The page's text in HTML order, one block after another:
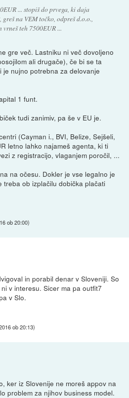
... stopiš do prvega, ki daja
na VEM točko, odpreš d.o.o.,
teh 7500EUR ...
gre več. Lastniku ni več dovoljeno
ali drugače), če bi se ta
je nujno potrebna za delovanje
1 funt.
tudi zanimiv, pa še v EU je.
(Cayman i., BVI, Belize, Sejšeli,
letno lahko najameš agenta, ki ti
z registracijo, vlaganjem poročil, ...
na očesu. Dokler je vse legalno je
treba ob izplačilu dobička plačati
ob 20:00)
in porabil denar v Sloveniji. So
v interesu. Sicer ma pa outfit7
v Slo.
ob 20:13)
ker iz Slovenije ne moreš appov na
problem za njihov business model.